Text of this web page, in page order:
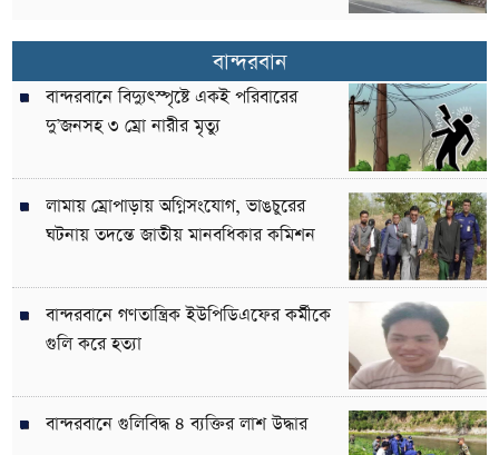
বান্দরবান
বান্দরবানে বিদ্যুৎস্পৃষ্টে একই পরিবারের
দু’জনসহ ৩ ম্রো নারীর মৃত্যু
লামায় ম্রোপাড়ায় অগ্নিসংযোগ, ভাঙচুরের
ঘটনায় তদন্তে জাতীয় মানবধিকার কমিশন
বান্দরবানে গণতান্ত্রিক ইউপিডিএফের কর্মীকে
গুলি করে হত্যা
বান্দরবানে গুলিবিদ্ধ ৪ ব্যক্তির লাশ উদ্ধার